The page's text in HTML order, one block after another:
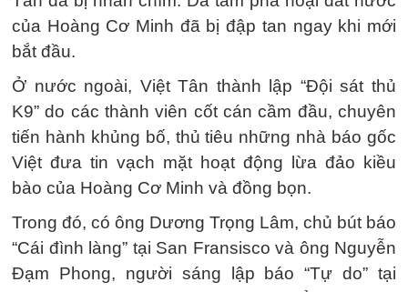
của Hoàng Cơ Minh đã bị đập tan ngay khi mới
bắt đầu.
Ở nước ngoài, Việt Tân thành lập “Đội sát thủ
K9” do các thành viên cốt cán cầm đầu, chuyên
tiến hành khủng bố, thủ tiêu những nhà báo gốc
Việt đưa tin vạch mặt hoạt động lừa đảo kiều
bào của Hoàng Cơ Minh và đồng bọn.
Trong đó, có ông Dương Trọng Lâm, chủ bút báo
“Cái đình làng” tại San Fransisco và ông Nguyễn
Đạm Phong, người sáng lập báo “Tự do” tại